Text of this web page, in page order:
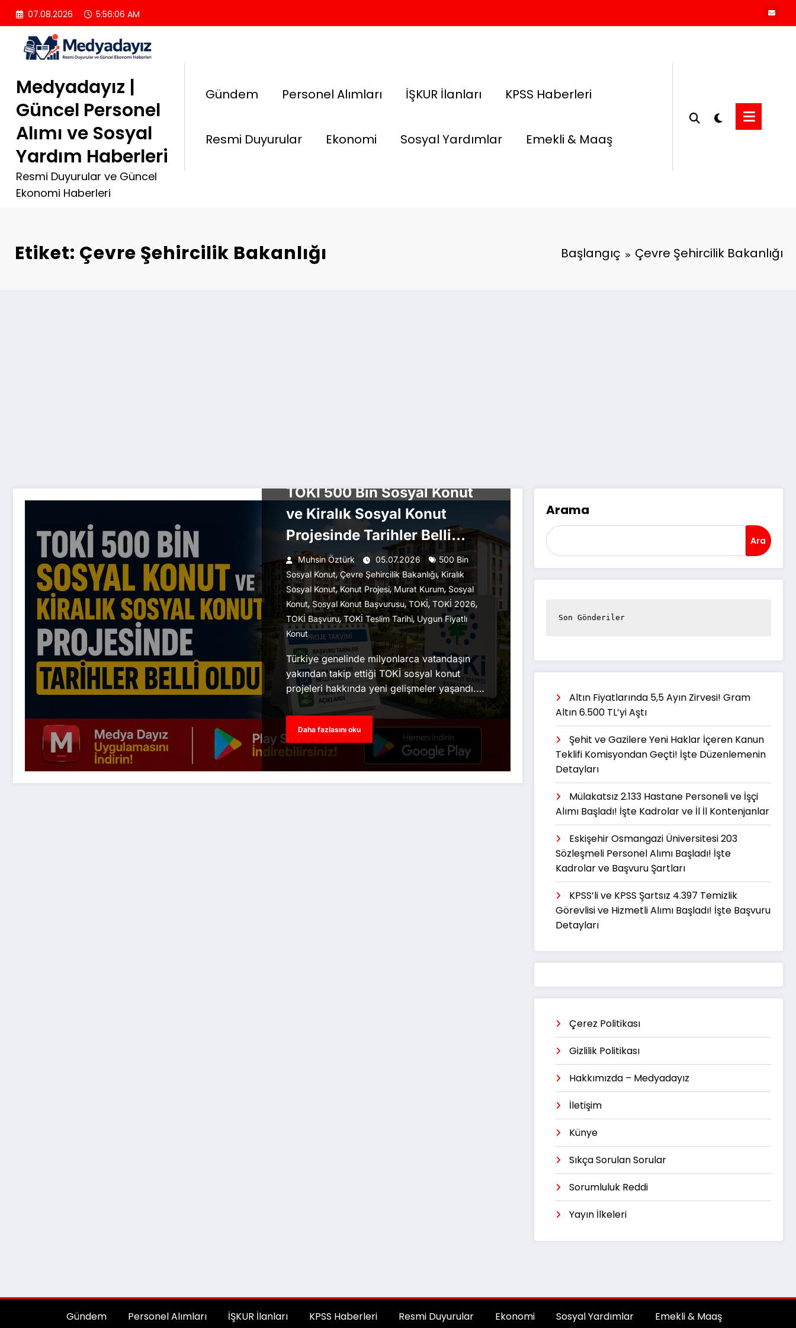
İçeriğe
atla
07.08.2026 5:56:07 AM
Medyadayız |
Güncel Personel
Alımı ve Sosyal
Yardım Haberleri
Resmi Duyurular ve Güncel
Ekonomi Haberleri
Gündem Personel Alımları İŞKUR İlanları KPSS Haberleri
Resmi Duyurular Ekonomi Sosyal Yardımlar Emekli & Maaş
Etiket: Çevre Şehircilik Bakanlığı Başlangıç Çevre Şehircilik Bakanlığı
TOKİ 500 Bin Sosyal Konut
ve Kiralık Sosyal Konut
Projesinde Tarihler Belli
Oldu
Muhsin Öztürk 05.07.2026
500 Bin
Sosyal Konut,Çevre Şehircilik Bakanlığı, Kiralık
Sosyal Konut,Konut Projesi,Murat Kurum, Sosyal
Konut,Sosyal Konut Başvurusu, TOKİ, TOKİ 2026,
TOKİ Başvuru,TOKİ Teslim Tarihi, Uygun Fiyatlı
Konut
Türkiye genelinde milyonlarca vatandaşın
yakından takip ettiği TOKİ sosyal konut
projeleri hakkında yeni gelişmeler yaşandı.…
Daha fazlasını oku
Arama
Ara
Son Gönderiler
Altın Fiyatlarında 5,5 Ayın Zirvesi! Gram
Altın 6.500 TL’yi Aştı
Şehit ve Gazilere Yeni Haklar İçeren Kanun
Teklifi Komisyondan Geçti! İşte Düzenlemenin
Detayları
Mülakatsız 2.133 Hastane Personeli ve İşçi
Alımı Başladı! İşte Kadrolar ve İl İl Kontenjanlar
Eskişehir Osmangazi Üniversitesi 203
Sözleşmeli Personel Alımı Başladı! İşte
Kadrolar ve Başvuru Şartları
KPSS’li ve KPSS Şartsız 4.397 Temizlik
Görevlisi ve Hizmetli Alımı Başladı! İşte Başvuru
Detayları
Çerez Politikası
Gizlilik Politikası
Hakkımızda – Medyadayız
İletişim
Künye
Sıkça Sorulan Sorular
Sorumluluk Reddi
Yayın İlkeleri
Gündem Personel Alımları İŞKUR İlanları KPSS Haberleri Resmi Duyurular Ekonomi Sosyal Yardımlar Emekli & Maaş